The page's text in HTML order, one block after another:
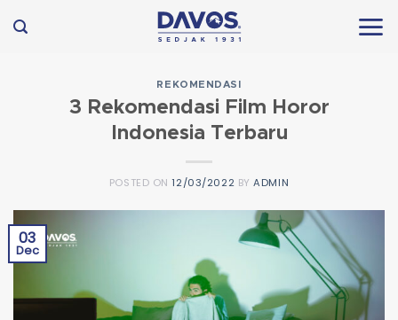
to
REKOMENDASI
3 Rekomendasi Film Horor
Indonesia Terbaru
POSTED ON12/03/2022 BYADMIN
03
Dec